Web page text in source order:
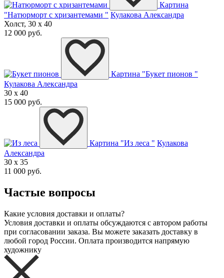
Картина
"Натюрморт с хризантемами " Кулакова Александра
Холст, 30 x 40
12 000 руб.
Картина "Букет пионов "
Кулакова Александра
30 x 40
15 000 руб.
Картина "Из леса " Кулакова
Александра
30 x 35
11 000 руб.
Частые вопросы
Какие условия доставки и оплаты?
Условия доставки и оплаты обсуждаются с автором работы
при согласовании заказа. Вы можете заказать доставку в
любой город России. Оплата производится напрямую
художнику